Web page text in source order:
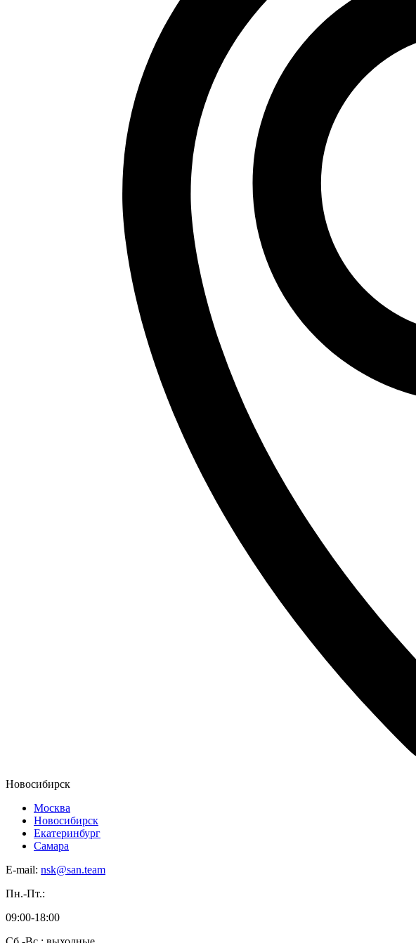
Новосибирск
Москва
Новосибирск
Екатеринбург
Самара
E-mail: nsk@san.team
Пн.-Пт.:
09:00-18:00